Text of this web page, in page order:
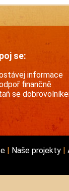
se:
informace
finančně
se
Naše projekty